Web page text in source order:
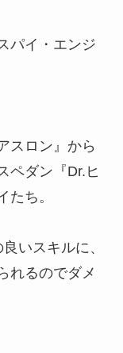
パイ・エンジ
スロン』から
ペダン『Dr.ヒ
たち。
いスキルに、
れるのでダメ